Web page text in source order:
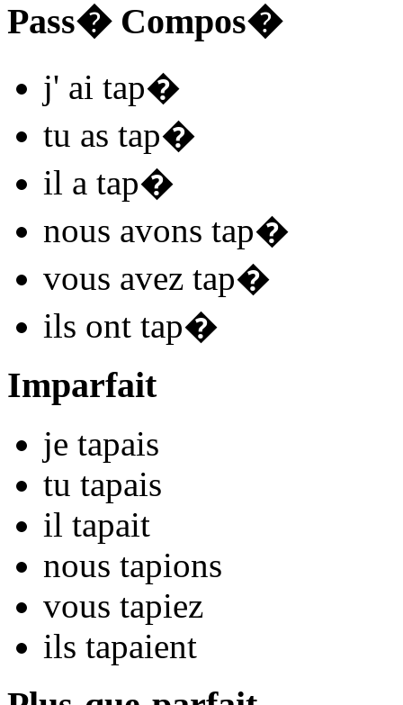
Pass� Compos�
j' ai tap�
tu as tap�
il a tap�
nous avons tap�
vous avez tap�
ils ont tap�
Imparfait
je tapais
tu tapais
il tapait
nous tapions
vous tapiez
ils tapaient